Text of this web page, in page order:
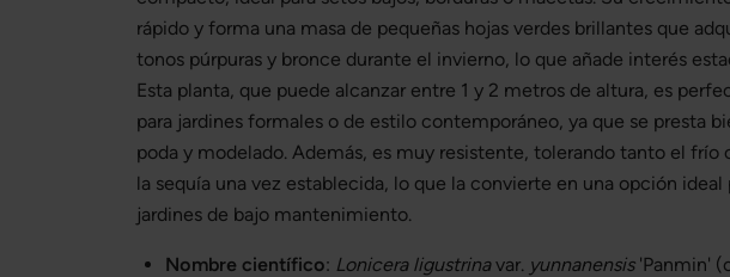
rápido y forma una masa de pequeñas hojas verdes brillantes que
tonos púrpuras y bronce durante el invierno, lo que añade interés
Esta planta, que puede alcanzar entre 1 y 2 metros de altura, es
para jardines formales o de estilo contemporáneo, ya que se presta
poda y modelado. Además, es muy resistente, tolerando tanto el frío
la sequía una vez establecida, lo que la convierte en una opción ideal
jardines de bajo mantenimiento.
Nombre científico: Lonicera ligustrinavar. yunnanensis'Panmin'